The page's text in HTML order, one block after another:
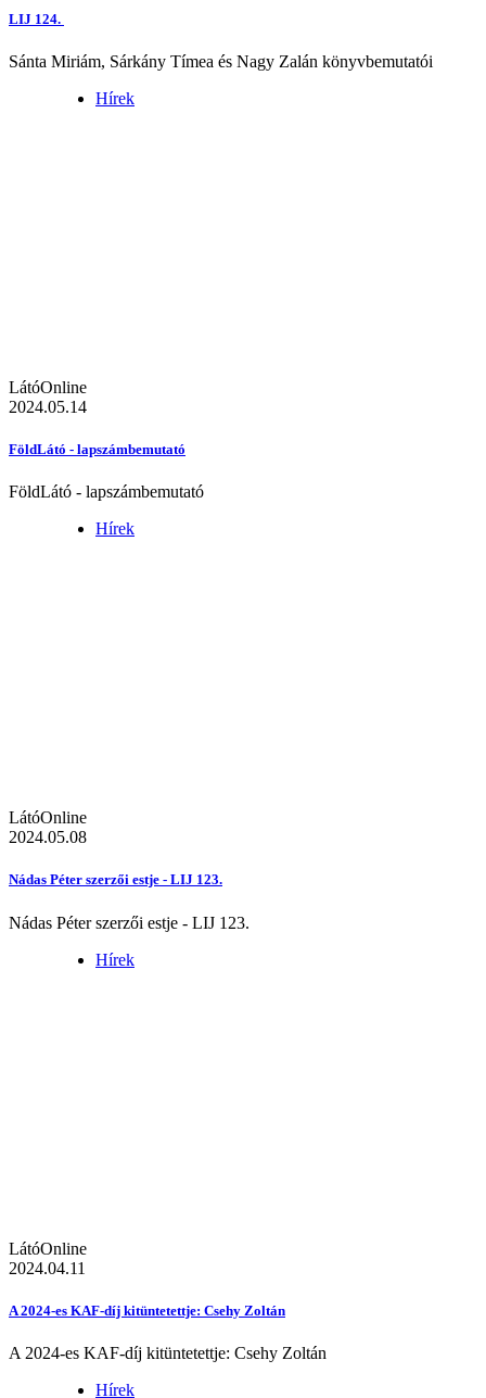
LIJ 124.
Sánta Miriám, Sárkány Tímea és Nagy Zalán könyvbemutatói
Hírek
LátóOnline
2024.05.14
FöldLátó - lapszámbemutató
FöldLátó - lapszámbemutató
Hírek
LátóOnline
2024.05.08
Nádas Péter szerzői estje - LIJ 123.
Nádas Péter szerzői estje - LIJ 123.
Hírek
LátóOnline
2024.04.11
A 2024-es KAF-díj kitüntetettje: Csehy Zoltán
A 2024-es KAF-díj kitüntetettje: Csehy Zoltán
Hírek